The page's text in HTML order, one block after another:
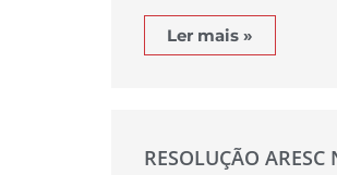
Ler mais »
RESOLUÇÃO ARESC